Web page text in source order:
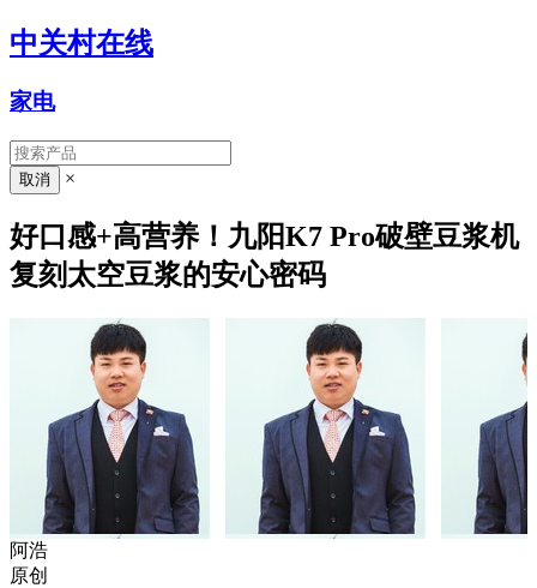
中关村在线
家电
×
好口感+高营养！九阳K7 Pro破壁豆浆机
复刻太空豆浆的安心密码
阿浩
原创